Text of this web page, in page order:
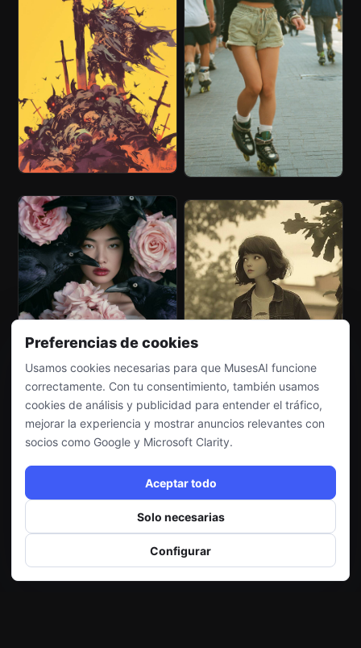
Preferencias de cookies
Usamos cookies necesarias para que MusesAI funcione
correctamente. Con tu consentimiento, también usamos
cookies de análisis y publicidad para entender el tráfico,
mejorar la experiencia y mostrar anuncios relevantes con
socios como Google y Microsoft Clarity.
Aceptar todo
Solo necesarias
Configurar